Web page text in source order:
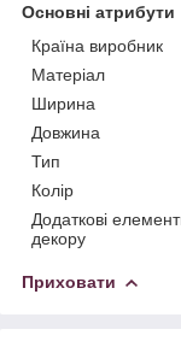
Основні атрибути
Країна виробник
Матеріал
Ширина
Довжина
Тип
Колір
Додаткові
декору
Приховати